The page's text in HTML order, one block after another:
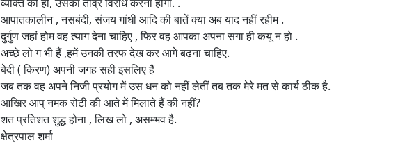
आपातकालीन , नसबंदी, संजय गांधी आदि की बातें क्या अब याद नहीं रहीम .
दुर्गुण जहां होम वह त्याग देना चाहिए , फिर वह आपका अपना सगा ही कयू न हो .
अच्छे लो ग भी हैं ,हमें उनकी तरफ देख कर आगे बढ़ना चाहिए.
बेदी ( किरण) अपनी जगह सही इसलिए हैं
जब तक वह अपने निजी प्रयोग में उस धन को नहीं लेतीं तब तक मेरे मत से कार्य ठीक है.
आखिर आप् नमक रोटी की आते में मिलाते हैं की नहीं?
शत प्रतिशत शुद्ध होना , लिख लो , असम्भव है.
क्षेत्रपाल शर्मा